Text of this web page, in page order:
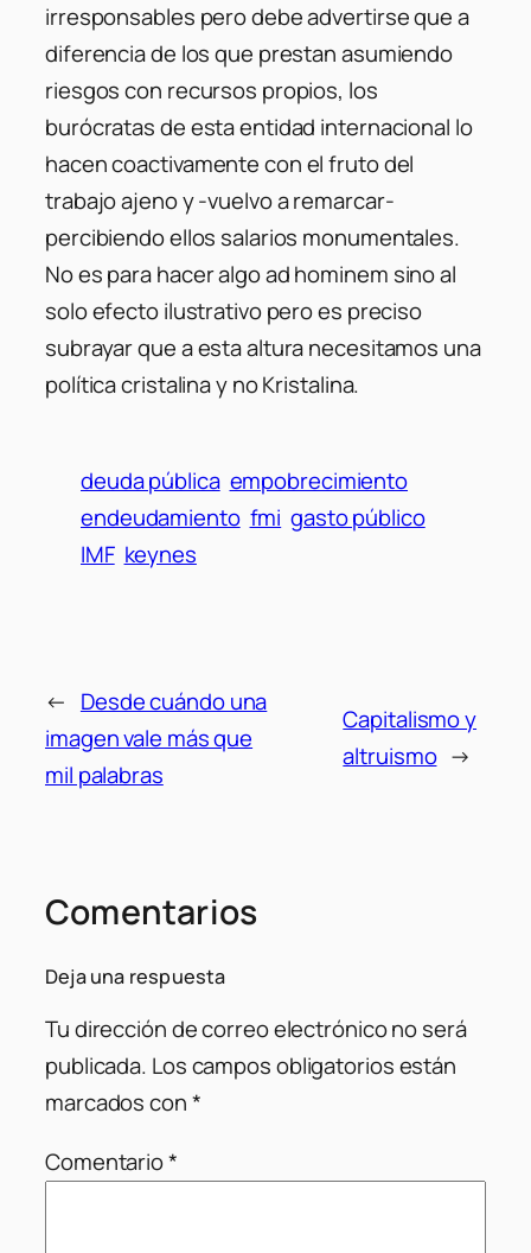
irresponsables pero debe advertirse que a
diferencia de los que prestan asumiendo
riesgos con recursos propios, los
burócratas de esta entidad internacional lo
hacen coactivamente con el fruto del
trabajo ajeno y -vuelvo a remarcar-
percibiendo ellos salarios monumentales.
No es para hacer algo ad hominem sino al
solo efecto ilustrativo pero es preciso
subrayar que a esta altura necesitamos una
política cristalina y no Kristalina.
deuda pública empobrecimiento
endeudamiento fmi gasto público
IMF keynes
← Desde cuándo una
imagen vale más que
mil palabras
Capitalismo y
altruismo →
Comentarios
Deja una respuesta
Tu dirección de correo electrónico no será
publicada. Los campos obligatorios están
marcados con*
Comentario*